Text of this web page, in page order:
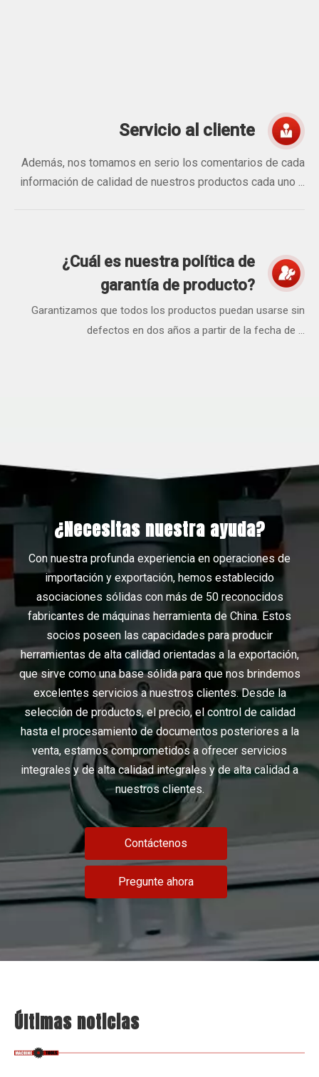
Servicio al cliente
Además, nos tomamos en serio los comentarios de cada
información de calidad de nuestros productos cada uno ...
¿Cuál es nuestra política de
garantía de producto?
Garantizamos que todos los productos puedan usarse sin
defectos en dos años a partir de la fecha de ...
¿Necesitas nuestra ayuda?
Con nuestra profunda experiencia en operaciones de
importación y exportación, hemos establecido
asociaciones sólidas con más de 50 reconocidos
fabricantes de máquinas herramienta de China. Estos
socios poseen las capacidades para producir
herramientas de alta calidad orientadas a la exportación,
que sirve como una base sólida para que nos brindemos
excelentes servicios a nuestros clientes. Desde la
selección de productos, el precio, el control de calidad
hasta el procesamiento de documentos posteriores a la
venta, estamos comprometidos a ofrecer servicios
integrales y de alta calidad integrales y de alta calidad a
nuestros clientes.
Contáctenos
Pregunte ahora
Últimas noticias